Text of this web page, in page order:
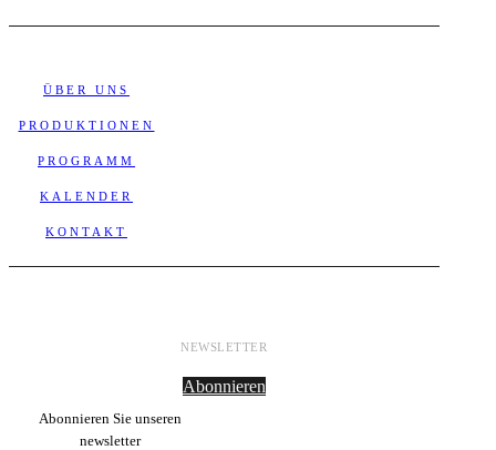
ÜBER UNS
PRODUKTIONEN
PROGRAMM
KALENDER
KONTAKT
NEWSLETTER
Abonnieren
Abonnieren Sie unseren
newsletter